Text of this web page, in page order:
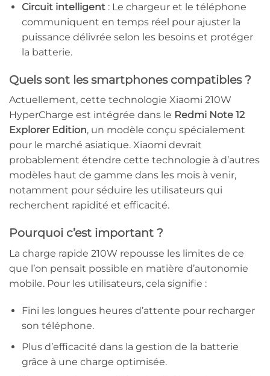
Circuit intelligent: Le chargeur et le téléphone
communiquent en temps réel pour ajuster la
puissance délivrée selon les besoins et protéger
la batterie.
Quels sont les smartphones compatibles ?
Actuellement, cette technologie Xiaomi 210W
HyperCharge est intégrée dans le Redmi Note 12
Explorer Edition, un modèle conçu spécialement
pour le marché asiatique. Xiaomi devrait
probablement étendre cette technologie à d’autres
modèles haut de gamme dans les mois à venir,
notamment pour séduire les utilisateurs qui
recherchent rapidité et efficacité.
Pourquoi c’est important ?
La charge rapide 210W repousse les limites de ce
que l’on pensait possible en matière d’autonomie
mobile. Pour les utilisateurs, cela signifie :
Fini les longues heures d’attente pour recharger
son téléphone.
Plus d’efficacité dans la gestion de la batterie
grâce à une charge optimisée.